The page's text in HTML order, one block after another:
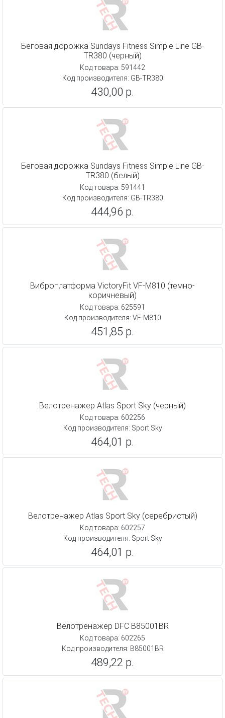
Беговая дорожка Sundays Fitness Simple Line GB-
TR380 (черный)
Код товара: 591442
Код производителя: GB-TR380
430,00 р.
Беговая дорожка Sundays Fitness Simple Line GB-
TR380 (белый)
Код товара: 591441
Код производителя: GB-TR380
444,96 р.
Виброплатформа VictoryFit VF-M810 (темно-
коричневый)
Код товара: 625591
Код производителя: VF-M810
451,85 р.
Велотренажер Atlas Sport Sky (черный)
Код товара: 602256
Код производителя: Sport Sky
464,01 р.
Велотренажер Atlas Sport Sky (серебристый)
Код товара: 602257
Код производителя: Sport Sky
464,01 р.
Велотренажер DFC B85001BR
Код товара: 602265
Код производителя: B85001BR
489,22 р.